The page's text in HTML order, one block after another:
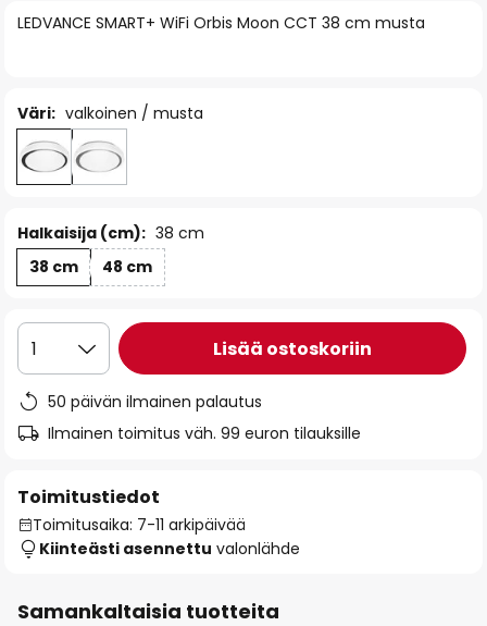
ofLEDVANCE SMART+ WiFi Orbis Moon CCT 38 cm musta
Väri: valkoinen / musta
Halkaisija (cm): 38 cm
38 cm
48 cm
1 Lisää ostoskoriin
50 päivän ilmainen palautus
Ilmainen toimitus väh. 99 euron tilauksille
Toimitustiedot
Toimitusaika: 7-11 arkipäivää
Kiinteästi asennettu valonlähde
Samankaltaisia tuotteita